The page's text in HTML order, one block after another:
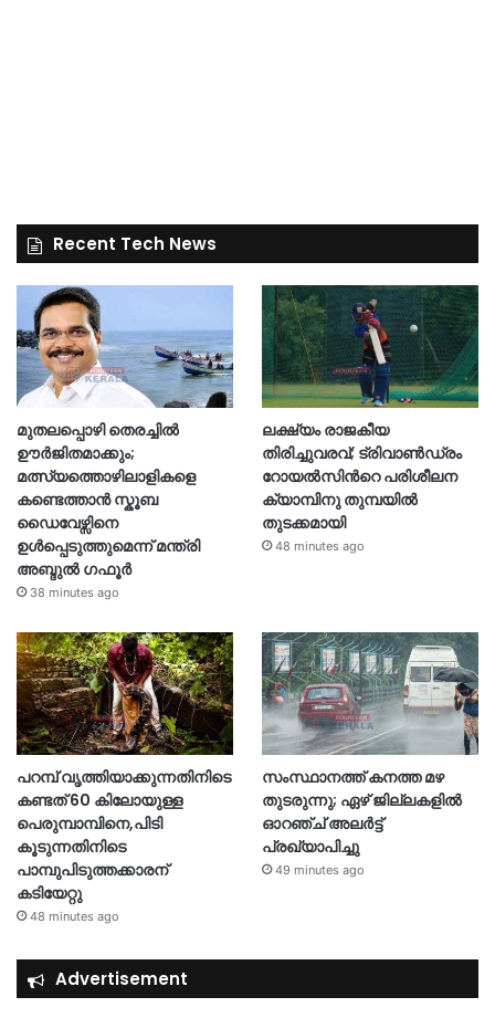
Recent Tech News
മുതലപ്പൊഴി തെരച്ചിൽ
ഊർജിതമാക്കും;
മത്സ്യത്തൊഴിലാളികളെ
കണ്ടെത്താൻ സ്കൂബ
ഡൈവേഴ്സിനെ
ഉൾപ്പെടുത്തുമെന്ന് മന്ത്രി
അബ്ദുൽ ഗഫൂർ
38 minutes ago
ലക്ഷ്യം രാജകീയ
തിരിച്ചുവരവ്; ട്രിവാൺഡ്രം
റോയൽസിന്‍റെ പരിശീലന
ക്യാമ്പിനു തുമ്പയില്‍
തുടക്കമായി
48 minutes ago
പറമ്പ് വൃത്തിയാക്കുന്നതിനിടെ
കണ്ടത് 60 കിലോയുള്ള
പെരുമ്പാമ്പിനെ,പിടി
കൂടുന്നതിനിടെ
പാമ്പുപിടുത്തക്കാരന്
കടിയേറ്റു
48 minutes ago
സംസ്ഥാനത്ത് കനത്ത മഴ
തുടരുന്നു; ഏഴ് ജില്ലകളിൽ
ഓറഞ്ച് അലർട്ട്
പ്രഖ്യാപിച്ചു
49 minutes ago
Advertisement